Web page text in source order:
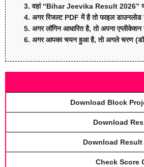
वहां “Bihar Jeevika Result 2026”
अगर रिजल्ट PDF में है तो फाइल
अगर लॉगिन आधारित है, तो अपना
अगर आपका चयन हुआ है, तो अगले चरण
Download Block
Download
Download
Check Score